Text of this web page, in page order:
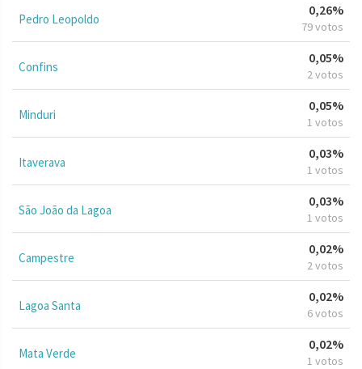
Pedro Leopoldo
0,26%
79 votos
Confins
0,05%
2 votos
Minduri
0,05%
1 votos
Itaverava
0,03%
1 votos
São João da Lagoa
0,03%
1 votos
Campestre
0,02%
2 votos
Lagoa Santa
0,02%
6 votos
Mata Verde
0,02%
1 votos